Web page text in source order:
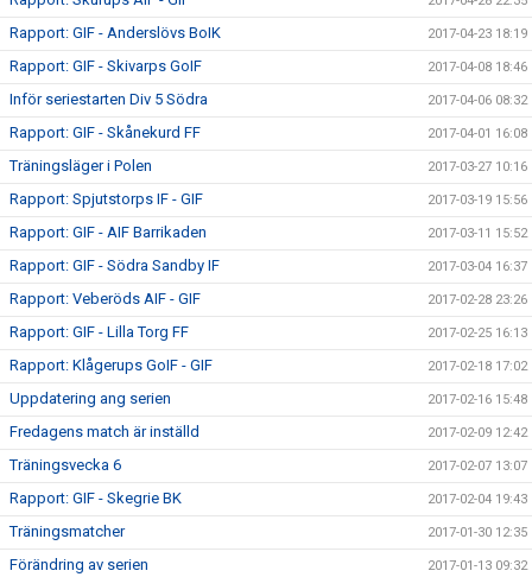
Rapport: GIF - Anderslövs BoIK 2017-04-23 18:19
Rapport: GIF - Skivarps GoIF 2017-04-08 18:46
Inför seriestarten Div 5 Södra 2017-04-06 08:32
Rapport: GIF - Skånekurd FF 2017-04-01 16:08
Träningsläger i Polen 2017-03-27 10:16
Rapport: Spjutstorps IF - GIF 2017-03-19 15:56
Rapport: GIF - AIF Barrikaden 2017-03-11 15:52
Rapport: GIF - Södra Sandby IF 2017-03-04 16:37
Rapport: Veberöds AIF - GIF 2017-02-28 23:26
Rapport: GIF - Lilla Torg FF 2017-02-25 16:13
Rapport: Klågerups GoIF - GIF 2017-02-18 17:02
Uppdatering ang serien 2017-02-16 15:48
Fredagens match är inställd 2017-02-09 12:42
Träningsvecka 6 2017-02-07 13:07
Rapport: GIF - Skegrie BK 2017-02-04 19:43
Träningsmatcher 2017-01-30 12:35
Förändring av serien 2017-01-13 09:32